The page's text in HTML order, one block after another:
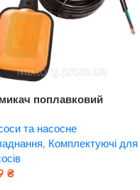
поплавковий
з баластом
(779661)
та насосне
, Комплектуючі для
₴